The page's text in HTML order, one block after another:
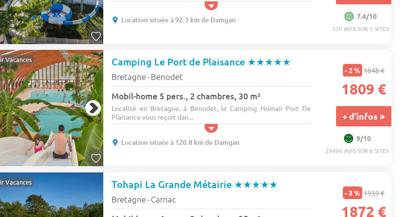
Location située à 92.3 km de Damgan 7.4/10
370 AVIS SUR 5 SITES
Vacances Camping Le Port de Plaisance ★★★★★
Bretagne- Benodet
Mobil-home 5 pers., 2 chambres, 30 m²
Localisé en Bretagne, à Benodet, le Camping Homair Port De
Plaisance vous reçoit dan...
Location située à 120.8 km de Damgan
- 2 % 1848 €
1809 €
+ d'infos >
9/10
29496 AVIS SUR 6 SITES
Vacances Tohapi La Grande Métairie ★★★★★
Bretagne- Carnac
- 3 % 1939 €
1872 €